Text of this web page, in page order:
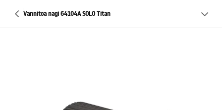
Vannitoa nagi 64104A SOLO Titan